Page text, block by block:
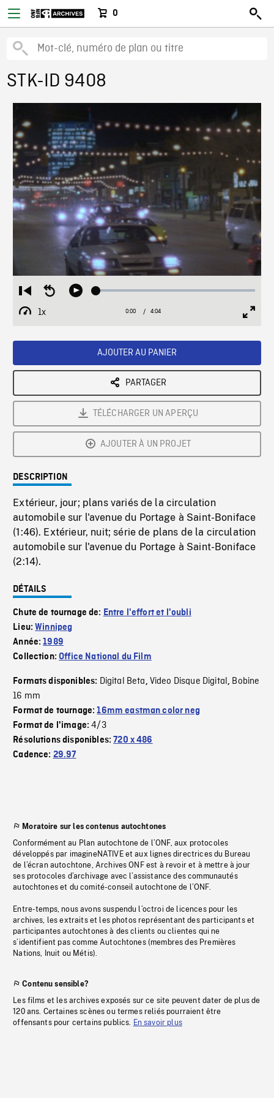
0
STK-ID 9408
Restart
from
beginning
Seek
Play Loaded:
1x
Playback
Current
0:00 / Duration
4:04
AJOUTER AU PANIER
PARTAGER
TÉLÉCHARGER UN APERÇU
AJOUTER À UN PROJET
DESCRIPTION
Extérieur, jour; plans variés de la circulation
automobile sur l'avenue du Portage à Saint-Boniface
(1:46). Extérieur, nuit; série de plans de la circulation
automobile sur l'avenue du Portage à Saint-Boniface
(2:14).
DÉTAILS
Chute de tournage de: Entre l'effort et l'oubli
Lieu:Winnipeg
Année:1989
Collection:Office National du Film
Formats disponibles: Digital Beta, Video Disque Digital, Bobine
16 mm
Format de tournage:16mm eastman color neg
Format de l'image:4/3
Résolutions disponibles:720 x 486
Cadence: 29.97
Moratoire sur les contenus autochtones
Conformément au Plan autochtone de l’ONF, aux protocoles
développés par imagineNATIVE et aux lignes directrices du Bureau
de l’écran autochtone, Archives ONF est à revoir et à mettre à jour
ses protocoles d’archivage avec l’assistance des communautés
autochtones et du comité-conseil autochtone de l’ONF.
Entre-temps, nous avons suspendu l’octroi de licences pour les
archives, les extraits et les photos représentant des participants et
participantes autochtones à des clients ou clientes qui ne
s’identifient pas comme Autochtones (membres des Premières
Nations, Inuit ou Métis).
Contenu sensible?
Les films et les archives exposés sur ce site peuvent dater de plus de
120 ans. Certaines scènes ou termes reliés pourraient être
offensants pour certains publics. En savoir plus